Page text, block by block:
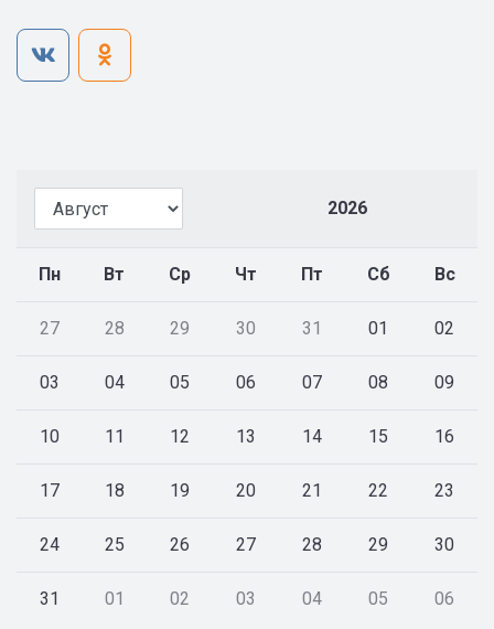
2026
Пн Вт Ср Чт Пт Сб Вс
27 28 29 30 31 01 02
03 04 05 06 07 08 09
10 11 12 13 14 15 16
17 18 19 20 21 22 23
24 25 26 27 28 29 30
31 01 02 03 04 05 06